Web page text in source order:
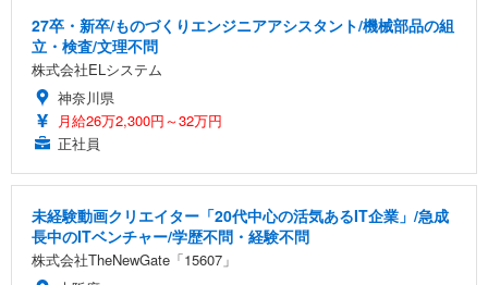
27卒・新卒/ものづくりエンジニアアシスタント/機械部品の組
立・検査/文理不問
株式会社ELシステム
神奈川県
月給26万2,300円～32万円
正社員
未経験動画クリエイター「20代中心の活気あるIT企業」/急成
長中のITベンチャー/学歴不問・経験不問
株式会社TheNewGate「15607」